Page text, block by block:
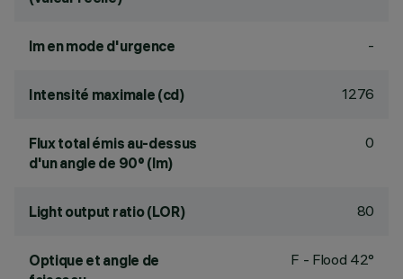
lm en mode d'urgence -
Intensité maximale (cd) 1276
Flux total émis au-dessus
d'un angle de 90° (lm)
0
Light output ratio (LOR) 80
Optique et angle de
F - Flood 42°